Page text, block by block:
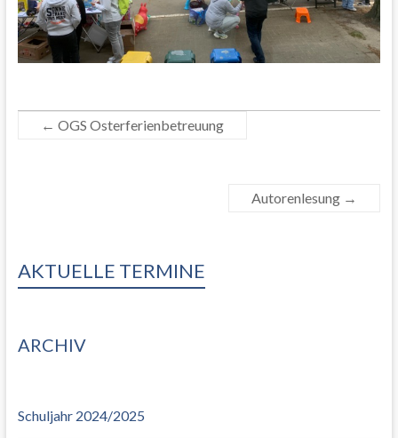
← OGS Osterferienbetreuung
Autorenlesung →
AKTUELLE TERMINE
ARCHIV
Schuljahr 2024/2025